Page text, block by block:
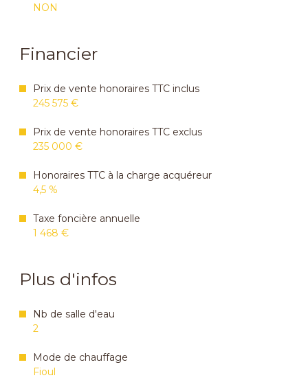
NON
Financier
Prix de vente honoraires TTC inclus
245 575 €
Prix de vente honoraires TTC exclus
235 000 €
Honoraires TTC à la charge acquéreur
4,5 %
Taxe foncière annuelle
1 468 €
Plus d'infos
Nb de salle d'eau
2
Mode de chauffage
Fioul